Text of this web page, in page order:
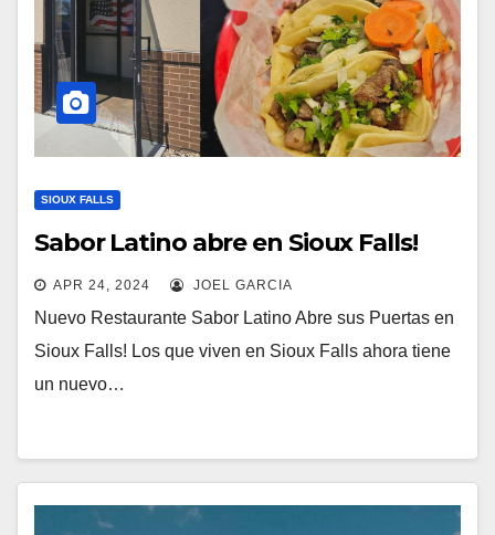
SIOUX FALLS
Sabor Latino abre en Sioux Falls!
APR 24, 2024 JOEL GARCIA
Nuevo Restaurante Sabor Latino Abre sus Puertas en
Sioux Falls! Los que viven en Sioux Falls ahora tiene
un nuevo…